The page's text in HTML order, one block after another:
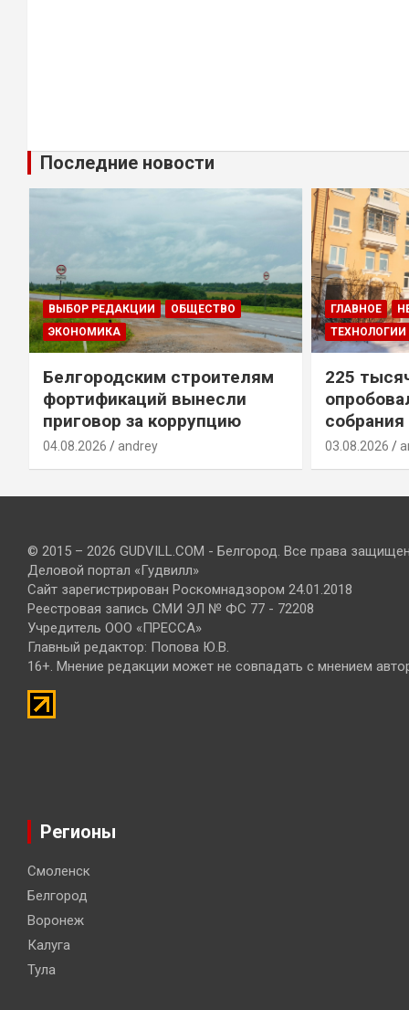
Последние новости
ВЫБОР РЕДАКЦИИ
ОБЩЕСТВО
ЭКОНОМИКА
Белгородским строителям
фортификаций вынесли
приговор за коррупцию
04.08.2026 andrey
ГЛАВНОЕ
ТЕХНОЛОГИИ
225
03.08.2026
© 2015 – 2026 GUDVILL.COM - Белгород. Все права
Деловой портал «Гудвилл»
Сайт зарегистрирован Роскомнадзором 24.01.2018
Реестровая запись СМИ ЭЛ № ФС 77 - 72208
Учредитель ООО «ПРЕССА»
Главный редактор: Попова Ю.В.
16+. Мнение редакции может не совпадать с мнением
Регионы
Смоленск
Белгород
Воронеж
Калуга
Тула